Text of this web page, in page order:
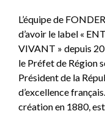
L’équipe de
d’avoir le label «
VIVANT » depuis
le Préfet de Région
Président de la
d’excellence
création en 1880,